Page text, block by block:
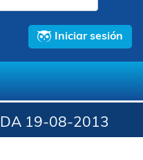
Iniciar sesión
19-08-2013